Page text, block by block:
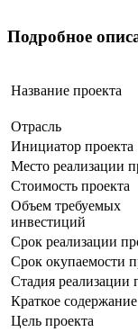
Подробное
Название проекта
Отрасль
Инициатор проекта
Место реализации
Стоимость проекта
Объем требуемых
инвестиций
Срок реализации
Срок окупаемости
Стадия реализации
Краткое содержание
Цель проекта